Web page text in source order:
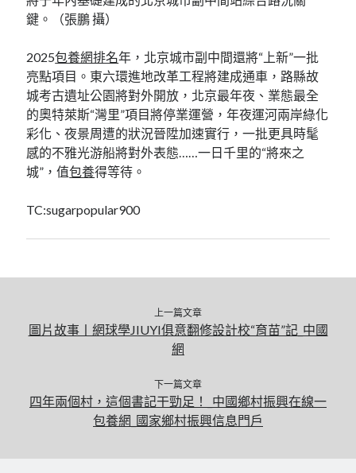
鍵。（張鵬 攝）
2025包養網排名年，北京城市副中間還將“上新”一批
亮點項目。東六環進地改革工程將建成通車，路縣故
城考古遺址公園將對外開放，北京最年夜、業態最全
的奧特萊斯“灣里”項目將停業運營，年夜運河兩岸綠化
彩化、夜景周遭的狀況晉陞加速實行，一批更具時髦
感的不雅光游船將對外表態……一日千里的“將來之
城”，值包養得等待。
TC:sugarpopular900
上一篇文章
圖片故事丨網球學JIUYI俱意翻修設計校“育苗”記_中國
網
下一篇文章
四年兩個村，這個書記干勁足！_中國鄉村振興在線一
包養網_國家鄉村振興信息門戶